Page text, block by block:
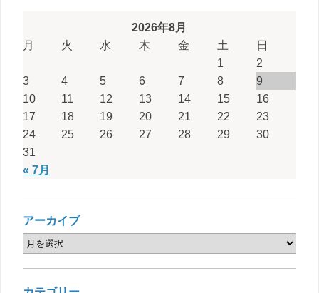
2026年8月
月
火 水 木 金 土 日
« 7月
1
2
3
4 5 6 7 8
9
10
11 12 13 14 15
16
17
18 19 20 21 22
23
24
25 26 27 28 29
30
31
アーカイブ